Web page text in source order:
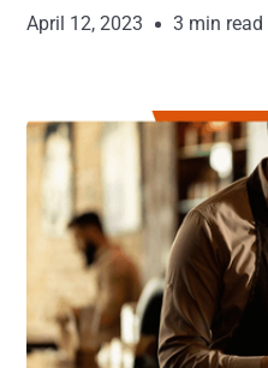
April 12, 2023 3 min read